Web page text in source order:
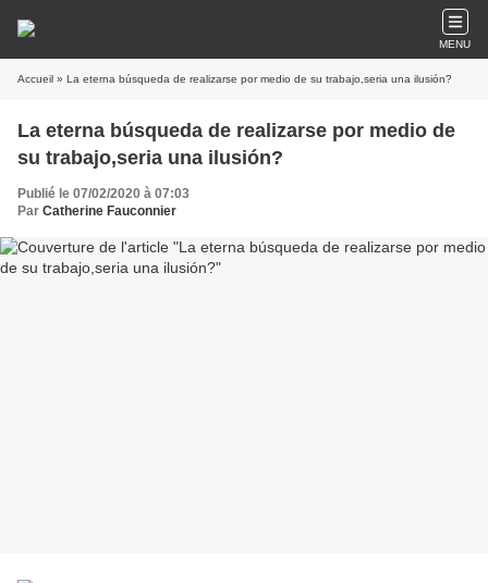
MENU
Accueil » La eterna búsqueda de realizarse por medio de su trabajo,seria una ilusión?
La eterna búsqueda de realizarse por medio de
su trabajo,seria una ilusión?
Publié le 07/02/2020 à 07:03
Par Catherine Fauconnier